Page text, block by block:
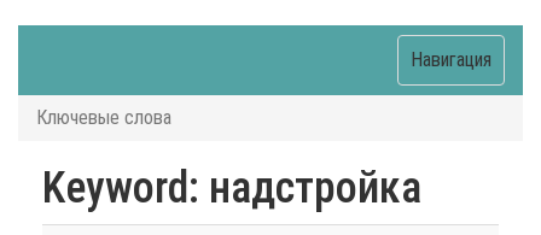
Навигация
Ключевые слова
Keyword: надстройка